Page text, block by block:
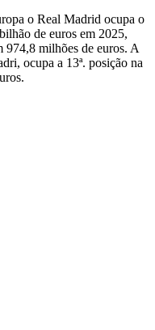
o Real Madrid ocupa o
de euros em 2025,
milhões de euros. A
ocupa a 13ª. posição na